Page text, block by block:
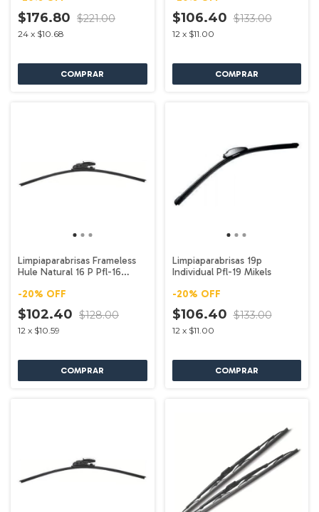
$176.80 $221.00
24 x $10.68
$106.40 $133.00
12 x $11.00
Limpiaparabrisas Frameless
Hule Natural 16 P Pfl-16
-20% OFF
$102.40 $128.00
12 x $10.59
Limpiaparabrisas 19p
Individual Pfl-19 Mikels
-20% OFF
$106.40 $133.00
12 x $11.00